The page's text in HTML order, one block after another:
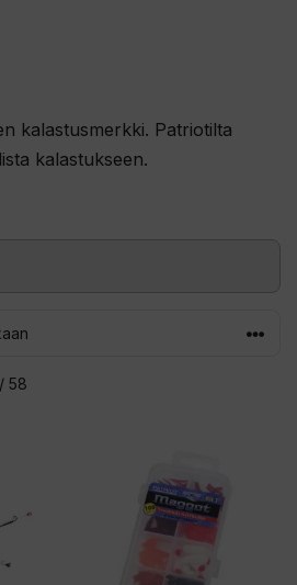
kalastusmerkki. Patriotilta
kalastukseen.
58